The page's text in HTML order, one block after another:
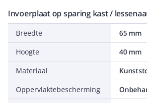
Invoerplaat op sparing kast /
Breedte
65 mm
Hoogte
40 mm
Materiaal
Oppervlaktebescherming